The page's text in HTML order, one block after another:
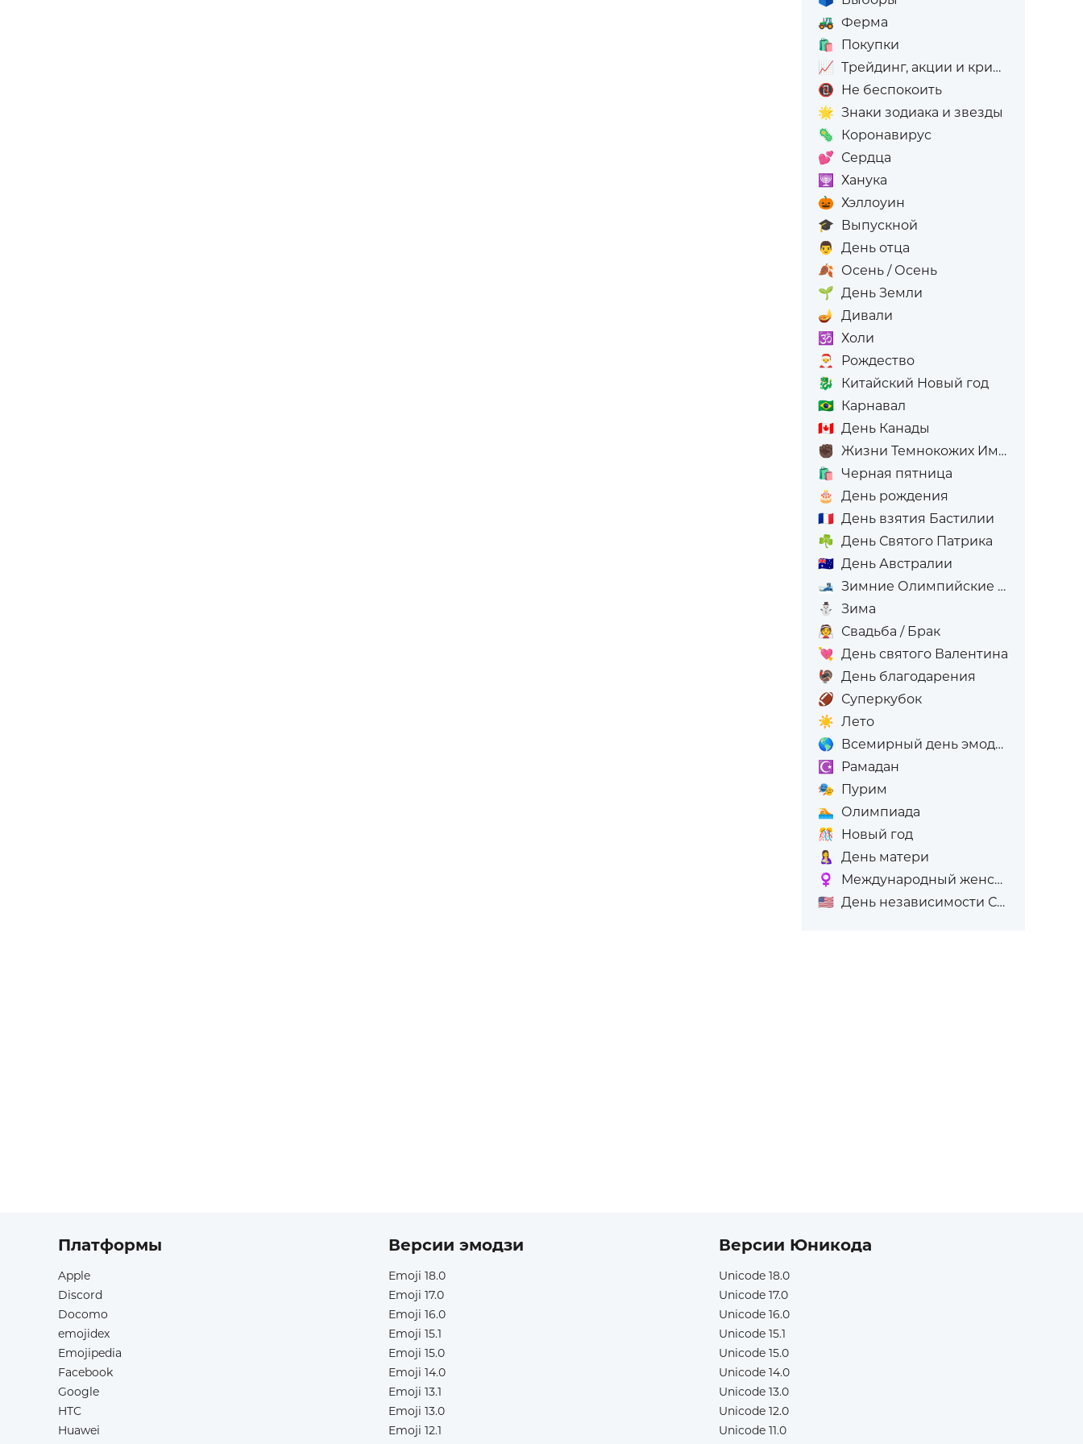
🚜 Ферма
🛍️
Покупки
📈 Трейдинг, акции и криптовалюта
📵 Не беспокоить
🌟 Знаки зодиака и звезды
🦠 Коронавирус
💕 Сердца
🕎
Ханука
🎃 Хэллоуин
🎓 Выпускной
👨 День отца
🍂 Осень / Осень
🌱 День Земли
🪔 Дивали
🕉️
Холи
🎅
Рождество
🐉
Китайский Новый год
🇧🇷 Карнавал
🇨🇦 День Канады
✊🏿 Жизни Темнокожих Имеют Значение
🛍️
Черная пятница
🎂
День рождения
🇫🇷 День взятия Бастилии
☘️ День Святого Патрика
🇦🇺 День Австралии
🎿 Зимние Олимпийские игры
⛄
Зима
👰 Свадьба / Брак
💘 День святого Валентина
🦃 День благодарения
🏈 Суперкубок
☀️ Лето
🌎 Всемирный день эмодзи
☪️
Рамадан
🎭 Пурим
🏊 Олимпиада
🎊
Новый год
🤱
День матери
♀️
Международный женский день (8-е марта)
🇺🇸 День независимости США
Платформы
Apple
Discord
Docomo
emojidex
Emojipedia
Facebook
Google
HTC
Huawei
Версии эмодзи
Emoji 18.0
Emoji 17.0
Emoji 16.0
Emoji 15.1
Emoji 15.0
Emoji 14.0
Emoji 13.1
Emoji 13.0
Emoji 12.1
Версии Юникода
Unicode 18.0
Unicode 17.0
Unicode 16.0
Unicode 15.1
Unicode 15.0
Unicode 14.0
Unicode 13.0
Unicode 12.0
Unicode 11.0